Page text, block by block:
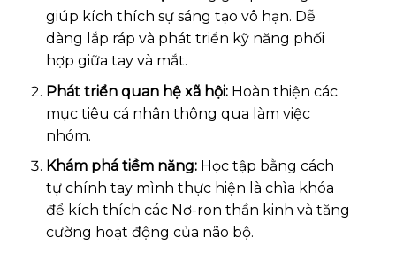
giúp kích thích sự sáng tạo vô hạn. Dễ
dàng lắp ráp và phát triển kỹ năng phối
hợp giữa tay và mắt.
Phát triển quan hệ xã hội:Hoàn thiện các
mục tiêu cá nhân thông qua làm việc
nhóm.
Khám phá tiềm năng:Học tập bằng cách
tự chính tay mình thực hiện là chìa khóa
để kích thích các Nơ-ron thần kinh và tăng
cường hoạt động của não bộ.